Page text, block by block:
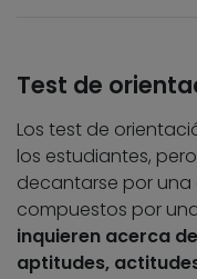
Test de
Los test de
los estudiantes,
decantarse por una
compuestos por
inquieren acerca
aptitudes,